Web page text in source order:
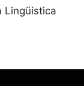
Lingüistica